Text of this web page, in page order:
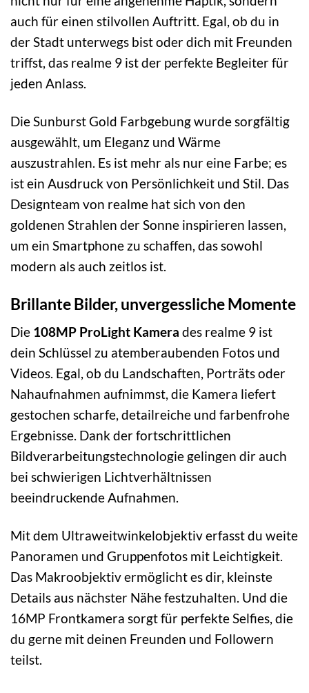
auch für einen stilvollen Auftritt. Egal, ob du in
der Stadt unterwegs bist oder dich mit Freunden
triffst, das realme 9 ist der perfekte Begleiter für
jeden Anlass.
Die Sunburst Gold Farbgebung wurde sorgfältig
ausgewählt, um Eleganz und Wärme
auszustrahlen. Es ist mehr als nur eine Farbe; es
ist ein Ausdruck von Persönlichkeit und Stil. Das
Designteam von realme hat sich von den
goldenen Strahlen der Sonne inspirieren lassen,
um ein Smartphone zu schaffen, das sowohl
modern als auch zeitlos ist.
Brillante Bilder, unvergessliche Momente
Die 108MP ProLight Kamera des realme 9 ist
dein Schlüssel zu atemberaubenden Fotos und
Videos. Egal, ob du Landschaften, Porträts oder
Nahaufnahmen aufnimmst, die Kamera liefert
gestochen scharfe, detailreiche und farbenfrohe
Ergebnisse. Dank der fortschrittlichen
Bildverarbeitungstechnologie gelingen dir auch
bei schwierigen Lichtverhältnissen
beeindruckende Aufnahmen.
Mit dem Ultraweitwinkelobjektiv erfasst du weite
Panoramen und Gruppenfotos mit Leichtigkeit.
Das Makroobjektiv ermöglicht es dir, kleinste
Details aus nächster Nähe festzuhalten. Und die
16MP Frontkamera sorgt für perfekte Selfies, die
du gerne mit deinen Freunden und Followern
teilst.